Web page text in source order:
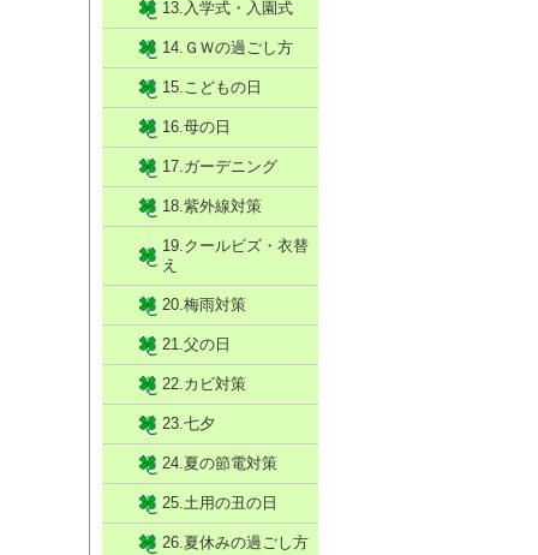
13.入学式・入園式
14.ＧＷの過ごし方
15.こどもの日
16.母の日
17.ガーデニング
18.紫外線対策
19.クールビズ・衣替
え
20.梅雨対策
21.父の日
22.カビ対策
23.七夕
24.夏の節電対策
25.土用の丑の日
26.夏休みの過ごし方